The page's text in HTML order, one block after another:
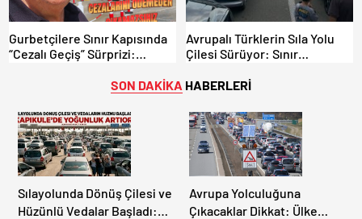
Gurbetçilere Sınır Kapısında
“Cezalı Geçiş” Sürprizi:
Avrupalı Türklerin Sıla Yolu
Çilesi Sürüyor: Sınır
Bekleyiş
SON DAKİKA HABERLERİ
Sılayolunda Dönüş Çilesi ve
Hüzünlü Vedalar Başladı:
Avrupa Yolculuğuna
Çıkacaklar Dikkat: Ülke